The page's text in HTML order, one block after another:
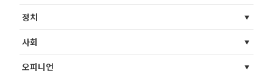
정치
사회
오피니언